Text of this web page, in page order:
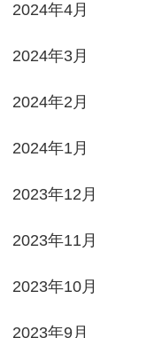
2024年4月
2024年3月
2024年2月
2024年1月
2023年12月
2023年11月
2023年10月
2023年9月